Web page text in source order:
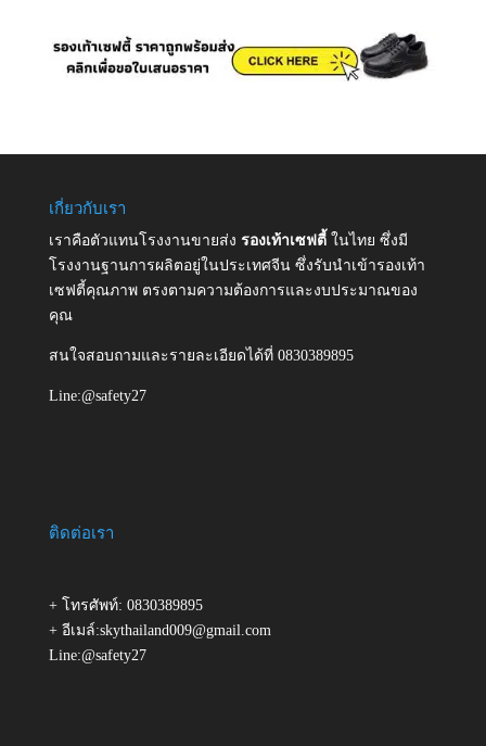
เกี่ยวกับเรา
เราคือตัวแทนโรงงานขายส่ง รองเท้าเซฟตี้ ในไทย ซึ่งมี
โรงงานฐานการผลิตอยู่ในประเทศจีน ซึ่งรับนำเข้ารองเท้า
เซฟตี้คุณภาพ ตรงตามความต้องการและงบประมาณของ
คุณ
สนใจสอบถามและรายละเอียดได้ที่ 0830389895
Line:@safety27
ติดต่อเรา
+ โทรศัพท์: 0830389895
+ อีเมล์:skythailand009@gmail.com
Line:@safety27